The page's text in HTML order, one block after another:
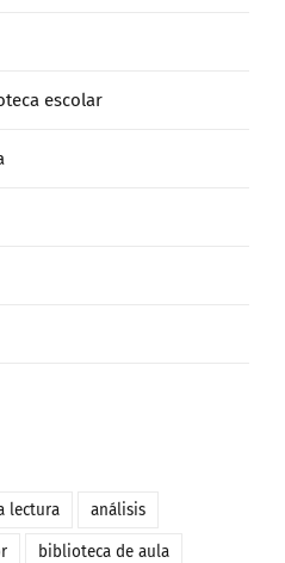
escolar
lectura análisis
biblioteca de aula